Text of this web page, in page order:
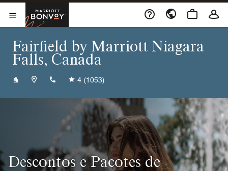
Skip to Content
Abrir menu
Marriott Bonvoy
Fairfield by Marriott Niagara
Falls, Canada
+19053562842
4 (1053)
Descontos e Pacotes de